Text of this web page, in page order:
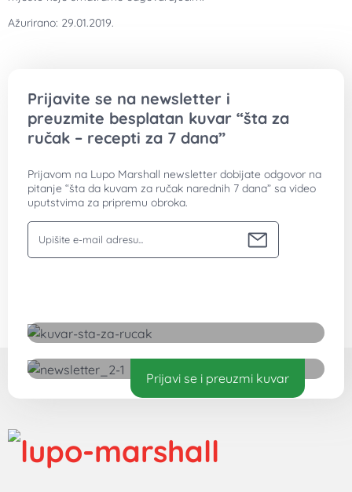
Ažurirano: 29.01.2019.
Prijavite se na newsletter i
preuzmite besplatan kuvar “šta za
ručak – recepti za 7 dana”
Prijavom na Lupo Marshall newsletter dobijate odgovor na
pitanje “šta da kuvam za ručak narednih 7 dana” sa video
uputstvima za pripremu obroka.
Prijavi se i preuzmi kuvar